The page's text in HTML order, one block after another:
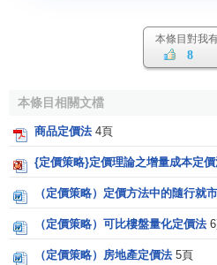
本條目對我
8
本條目相關文檔
商品定價法 4頁
{定價策略}定價理論之增量成本定
（定價策略）定價方法中的隨行就
（定價策略）可比樓盤量化定價法
（定價策略）房地產定價法 5頁